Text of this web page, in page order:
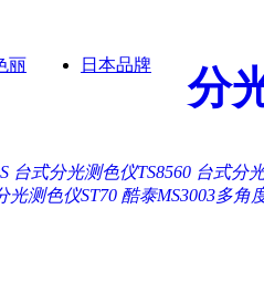
丽 日本品牌 分
台式分光测色仪TS8560 台式分
光测色仪ST70 酷泰MS3003多角